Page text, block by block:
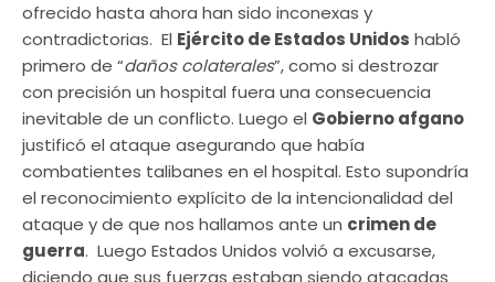
ofrecido hasta ahora han sido inconexas y
contradictorias. El Ejército de Estados Unidos habló
primero de “daños colaterales”, como si destrozar
con precisión un hospital fuera una consecuencia
inevitable de un conflicto. Luego el Gobierno afgano
justificó el ataque asegurando que había
combatientes talibanes en el hospital. Esto supondría
el reconocimiento explícito de la intencionalidad del
ataque y de que nos hallamos ante un crimen de
guerra. Luego Estados Unidos volvió a excusarse,